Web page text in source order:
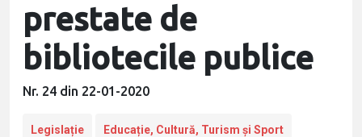
prestate de
bibliotecile publice
Nr. 24 din 22-01-2020
Legislație Educație, Cultură, Turism și Sport